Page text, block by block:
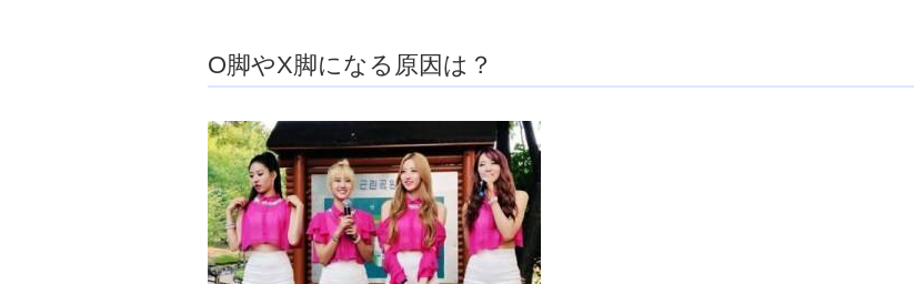
-
O脚やX脚になる原因は？